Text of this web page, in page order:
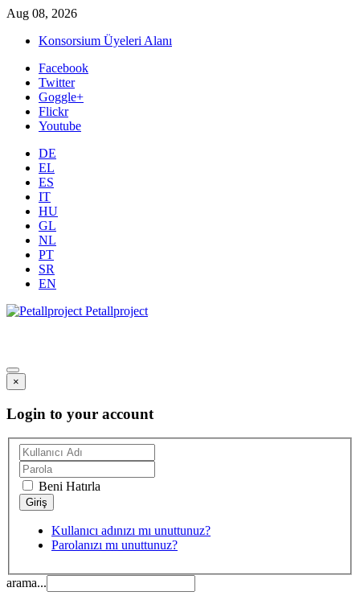
Aug 08, 2026
Konsorsium Üyeleri Alanı
Facebook
Twitter
Goggle+
Flickr
Youtube
DE
EL
ES
IT
HU
GL
NL
PT
SR
EN
Petallproject
×
Login to your account
Beni Hatırla
Kullanıcı adınızı mı unuttunuz?
Parolanızı mı unuttunuz?
arama...